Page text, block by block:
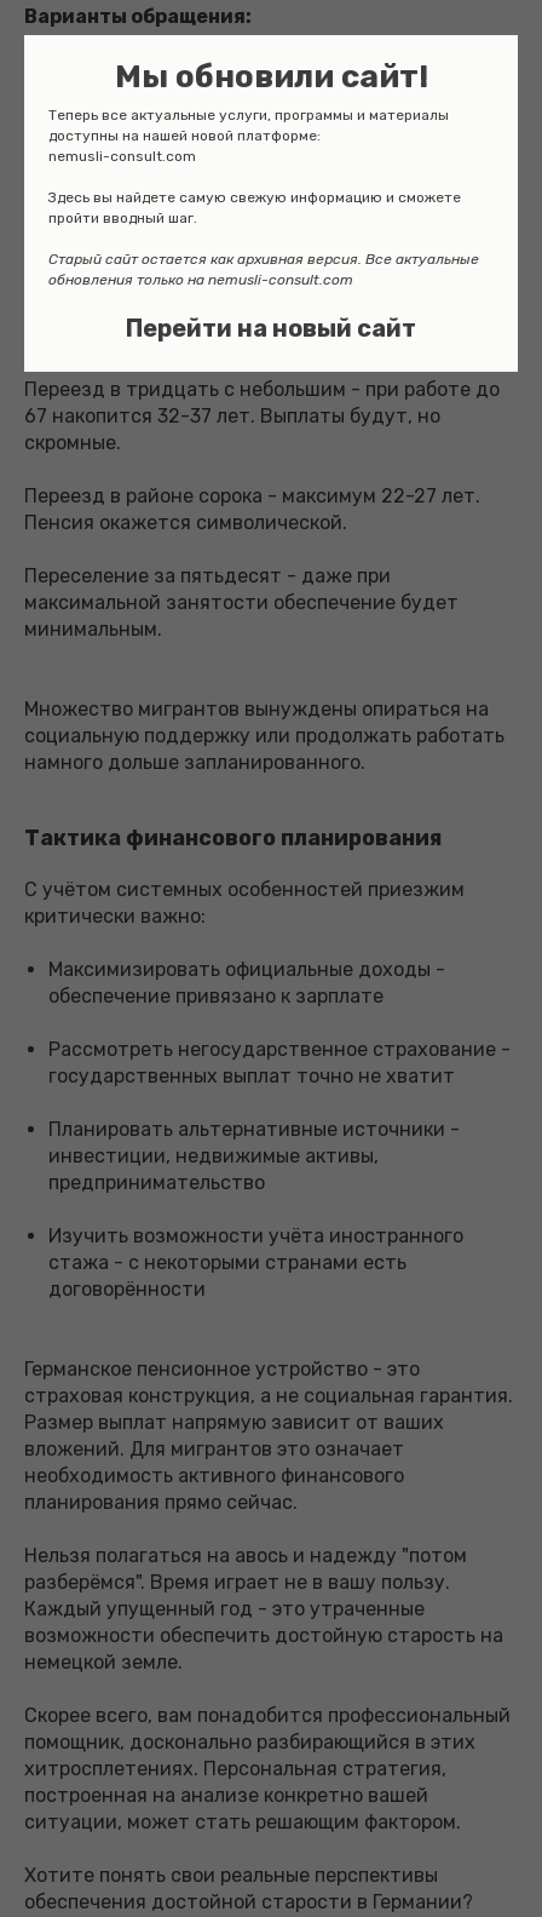
Варианты обращения:
Личный визит в офис
Электронная подача через официальный портал
Суровая действительность для приезжих
Жёсткая правда:переселившись в зрелые годы, на
достойное обеспечение рассчитывать сложно.
Реалистичные сценарии:
Переезд в тридцать с небольшим - при работе до
67 накопится 32-37 лет. Выплаты будут, но
скромные.
Переезд в районе сорока - максимум 22-27 лет.
Пенсия окажется символической.
Переселение за пятьдесят - даже при
максимальной занятости обеспечение будет
минимальным.
Множество мигрантов вынуждены опираться на
социальную поддержку или продолжать работать
намного дольше запланированного.
Тактика финансового планирования
С учётом системных особенностей приезжим
критически важно:
Максимизировать официальные доходы -
обеспечение привязано к зарплате
Рассмотреть негосударственное страхование -
государственных выплат точно не хватит
Планировать альтернативные источники -
инвестиции, недвижимые активы,
предпринимательство
Изучить возможности учёта иностранного
стажа - с некоторыми странами есть
договорённости
Германское пенсионное устройство - это
страховая конструкция, а не социальная гарантия.
Размер выплат напрямую зависит от ваших
вложений. Для мигрантов это означает
необходимость активного финансового
планирования прямо сейчас.
Нельзя полагаться на авось и надежду "потом
разберёмся". Время играет не в вашу пользу.
Каждый упущенный год - это утраченные
возможности обеспечить достойную старость на
немецкой земле.
Скорее всего, вам понадобится профессиональный
помощник, досконально разбирающийся в этих
хитросплетениях. Персональная стратегия,
построенная на анализе конкретно вашей
ситуации, может стать решающим фактором.
Хотите понять свои реальные перспективы
обеспечения достойной старости в Германии?
Мы обновили сайт!
Теперь все актуальные услуги, программы и материалы
доступны на нашей новой платформе:
nemusli-consult.com
Здесь вы найдете самую свежую информацию и сможете
пройти вводный шаг.
Старый сайт остается как архивная версия. Все актуальные
обновления только на nemusli-consult.com
Перейти на новый сайт